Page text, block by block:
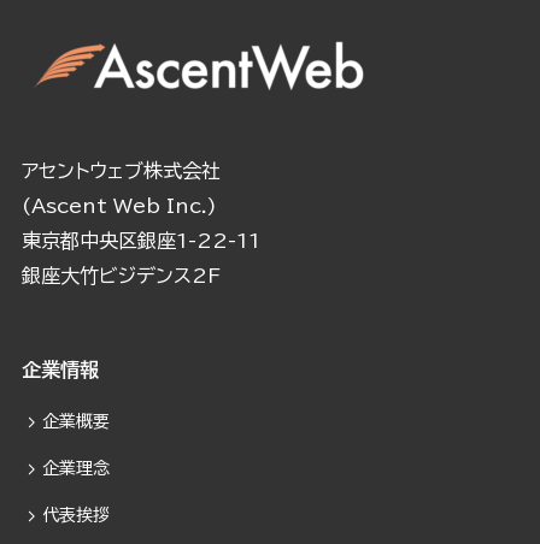
アセントウェブ株式会社
(Ascent Web Inc.)
東京都中央区銀座1-22-11
銀座大竹ビジデンス2F
企業情報
企業概要
企業理念
代表挨拶